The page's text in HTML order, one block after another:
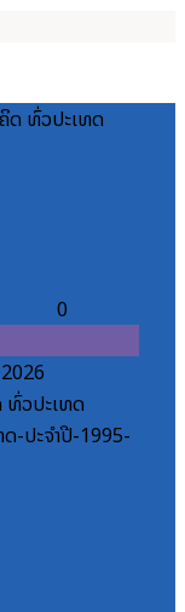
0
ທົ່ວປະເທດ